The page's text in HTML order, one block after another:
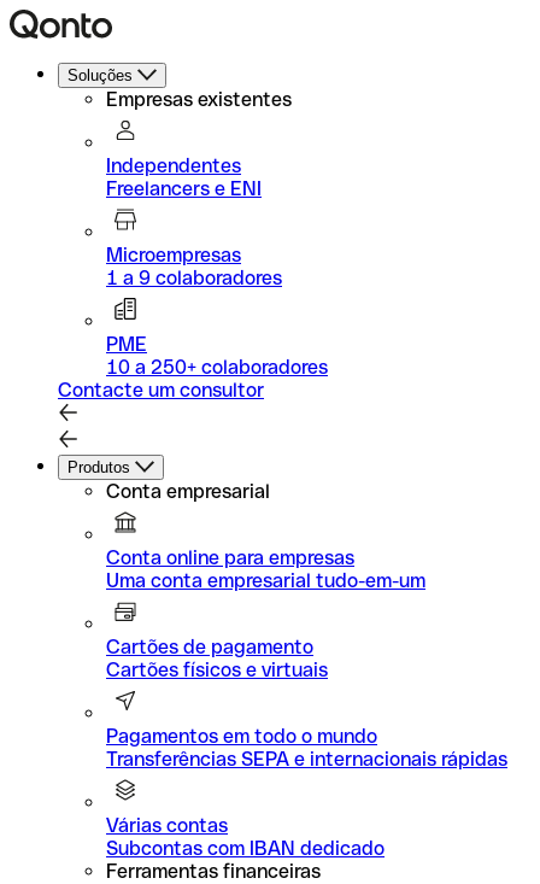
Soluções
Empresas existentes
Independentes
Freelancers e ENI
Microempresas
1 a 9 colaboradores
PME
10 a 250+ colaboradores
Contacte um consultor
Produtos
Conta empresarial
Conta online para empresas
Uma conta empresarial tudo-em-um
Cartões de pagamento
Cartões físicos e virtuais
Pagamentos em todo o mundo
Transferências SEPA e internacionais rápidas
Várias contas
Subcontas com IBAN dedicado
Ferramentas financeiras